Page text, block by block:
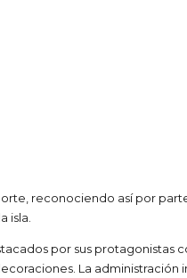
reconociendo así por
isla.
por sus protagonistas
La administración